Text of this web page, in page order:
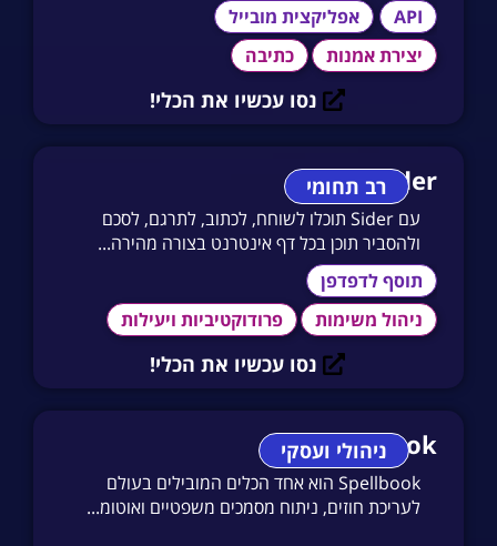
API
אפליקצית מובייל
יצירת אמנות
כתיבה
נסו עכשיו את הכלי!
רב תחומיSider
עם Sider תוכלו לשוחח, לכתוב, לתרגם, לסכם
ולהסביר תוכן בכל דף אינטרנט בצורה מהירה...
תוסף לדפדפן
ניהול משימות
פרודוקטיביות ויעילות
נסו עכשיו את הכלי!
ניהולי ועסקי
Spellbook
Spellbook הוא אחד הכלים המובילים בעולם
לעריכת חוזים, ניתוח מסמכים משפטיים ואוטומ...